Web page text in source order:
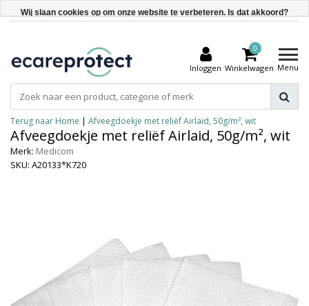
Inloggen
0
Winkelwagen Menu
Terug naar Home | Afveegdoekje met reliëf Airlaid, 50g/m², wit
Afveegdoekje met reliëf Airlaid, 50g/m², wit
Merk: Medicom
SKU: A20133*K720
Wij slaan cookies op om onze website te verbeteren. Is dat akkoord?